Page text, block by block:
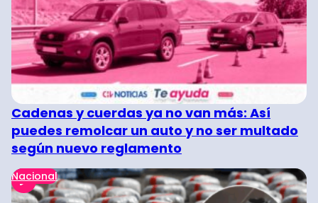
Cadenas y cuerdas ya no van más: Así
puedes remolcar un auto y no ser multado
según nuevo reglamento
Nacional